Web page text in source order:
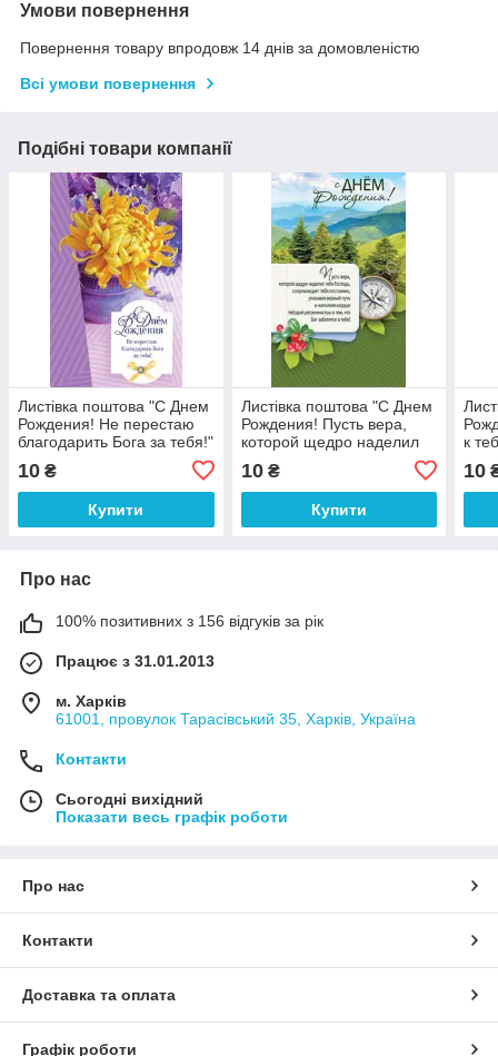
Умови повернення
Повернення товару впродовж 14 днів за домовленістю
Всі умови повернення
Подібні товари компанії
Листівка поштова "С Днем
Рождения! Не перестаю
благодарить Бога за тебя!"
10 ₴
Купити
Листівка поштова "С Днем
Рождения! Пусть вера,
которой щедро наделил
сопровождает..."
10₴
Купити
к
10
Про нас
100% позитивних з 156 відгуків за рік
Працює з 31.01.2013
м. Харків
61001, провулок Тарасівський 35, Харків, Україна
Контакти
Сьогодні вихідний
Показати весь графік роботи
Про нас
Контакти
Доставка та оплата
Графік роботи